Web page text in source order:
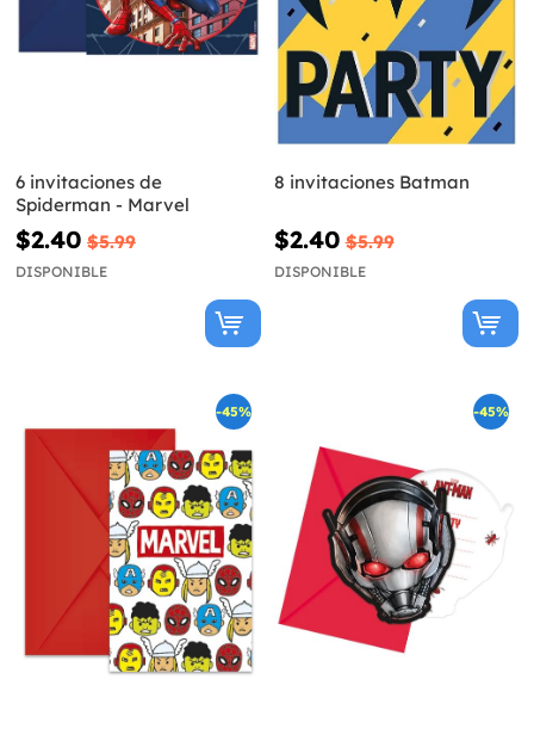
6 invitaciones de
Spiderman - Marvel
$2.40 $5.99
DISPONIBLE
8 invitaciones Batman
$2.40 $5.99
DISPONIBLE
-45% -45%